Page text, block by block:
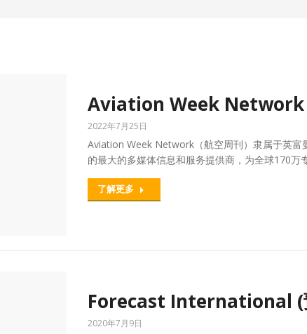
Aviation Week Network
2022年7月25日
Aviation Week Network（航空周刊）隶属于英
的最大的多媒体信息和服务提供商，为全球170万
了解更多
Forecast International (
2020年7月9日